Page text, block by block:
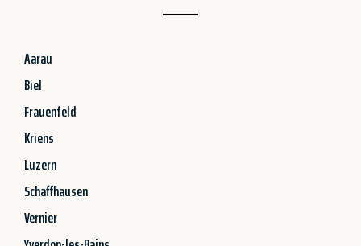
Aarau
Biel
Frauenfeld
Kriens
Luzern
Schaffhausen
Vernier